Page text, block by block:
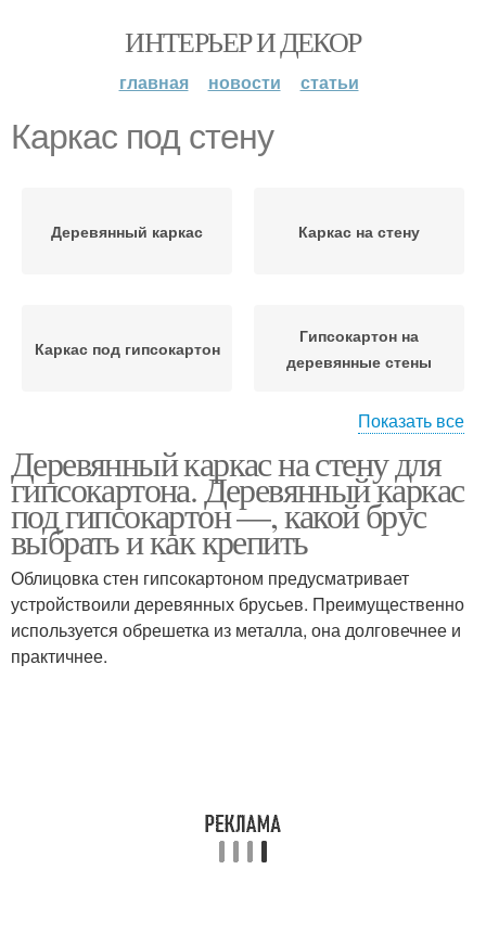
ИНТЕРЬЕР И ДЕКОР
главная новости статьи
Каркас под стену
Деревянный каркас Каркас на стену
Каркас под гипсокартон
Гипсокартон на
деревянные стены
Стены перед монтажом Гипсокартон на стены
Гипсокартон к стене
Стены с деревянным
каркасом
Показать все
Деревянный каркас на стену для
гипсокартона. Деревянный каркас
под гипсокартон —, какой брус
выбрать и как крепить
Облицовка стен гипсокартоном предусматривает
устройствоили деревянных брусьев. Преимущественно
используется обрешетка из металла, она долговечнее и
практичнее.